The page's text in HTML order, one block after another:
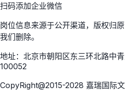
扫码添加企业微信
岗位信息来源于公开渠道，版权归
我们删除。
地址：北京市朝阳区东三环北路中
100052
CopyRight@2015-2028 嘉瑞国际